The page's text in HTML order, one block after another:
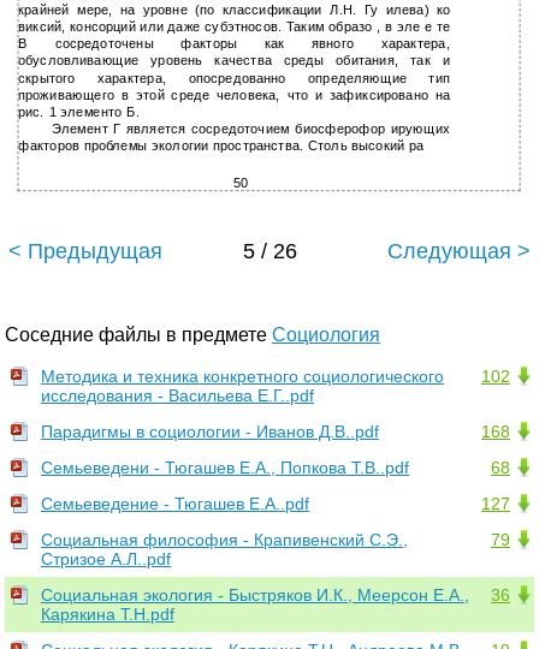
крайней мере, на уровне (по классификации Л.Н. Гу илева) ко
виксий, консорций или даже субэтносов. Таким образо , в эле е те
В сосредоточены факторы как явного характера,
обусловливающие уровень качества среды обитания, так и
скрытого характера, опосредованно определяющие тип
проживающего в этой среде человека, что и зафиксировано на
рис. 1 элементо Б.
Элемент Г является сосредоточием биосферофор ирующих
факторов проблемы экологии пространства. Столь высокий ра
50
< Предыдущая 5 / 26 Следующая >
Соседние файлы в предмете Социология
102
Методика и техника конкретного социологического
исследования - Васильева Е.Г..pdf
168
Парадигмы в социологии - Иванов Д.В..pdf
68
Семьеведени - Тюгашев Е.А., Попкова Т.В..pdf
127
Семьеведение - Тюгашев Е.А..pdf
79
Социальная философия - Крапивенский С.Э.,
Стризое А.Л..pdf
36
Социальная экология - Быстряков И.К., Меерсон Е.А.,
Карякина Т.Н.pdf